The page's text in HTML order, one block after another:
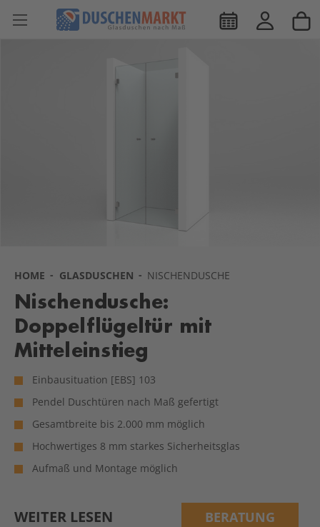
HOME GLASDUSCHEN NISCHENDUSCHE
Nischendusche:
Doppelflügeltür mit
Mitteleinstieg
Einbausituation [EBS] 103
Pendel Duschtüren nach Maß gefertigt
Gesamtbreite bis 2.000 mm möglich
Hochwertiges 8 mm starkes Sicherheitsglas
Aufmaß und Montage möglich
WEITER LESEN BERATUNG